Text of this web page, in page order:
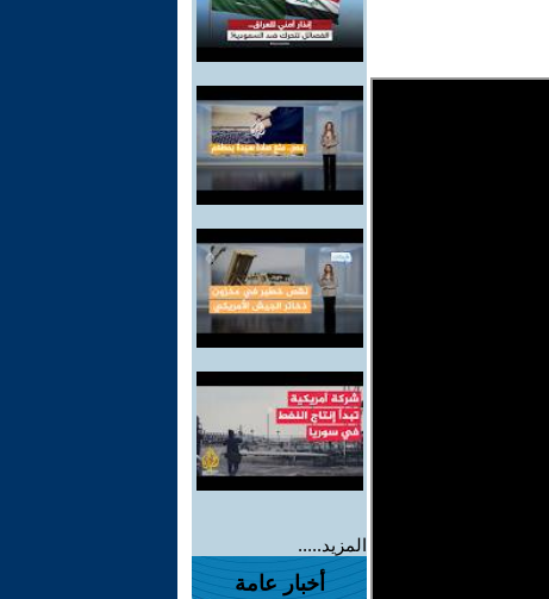
المزيد.....
أخبار عامة